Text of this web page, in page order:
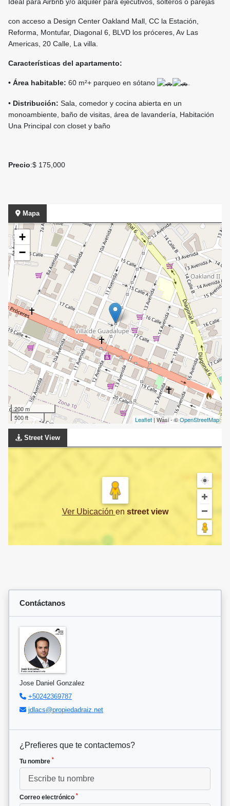
Ideal para Airbnb y/o alquiler para ejecutivos, solteros o parejas
con acceso a Design Center Oakland Mall, CC la Estación,
Reforma, Montufar, Diagonal 6, BLVD los próceres, Av Las
Americas, 20 Calle, La villa.
Características del apartamento:
• Área habitable: 60 m²+ parqueo en sótano .
• Distribución: Sala, comedor y cocina abierta en un
monoambiente, baño de visitas, área de lavandería, Habitación
Una Principal con closet y baño
Precio:$ 175,000
Mapa
+
−
200 m
500 ft
Leaflet | Wasi - ©OpenStreetMap
Street View
Ver Ubicación en street view
Contáctanos
Jose Daniel Gonzalez
+50242369787
jdlacs@propiedadraiz.net
¿Prefieres que te contactemos?
Tu nombre *
Correo electrónico *